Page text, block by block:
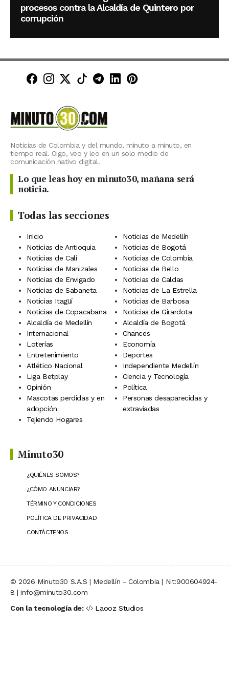
procesos contra la Alcaldía de Quintero por
corrupción
Minuto30 en Facebook
Minuto30 en Instagram
Minuto30 en X (Twitter)
Minuto30 en TikTok
Canal de Minuto30 en
Minuto30 en LinkedIn
Minuto30 en
Noticias de Colombia y del mundo, minuto a minuto, en
tiempo real. Oigo, veo y leo en un solo medio de
comunicación nativo digital.
Lo que leas hoy en minuto30, mañana será
noticia.
Todas las secciones
Inicio
Noticias de Medellín
Noticias de Antioquia
Noticias de Bogotá
Noticias de Cali
Noticias de Colombia
Noticias de Manizales
Noticias de Bello
Noticias de Envigado
Noticias de Caldas
Noticias de Sabaneta
Noticias de La Estrella
Noticias Itagüí
Noticias de Barbosa
Noticias de Copacabana
Noticias de Girardota
Alcaldía de Medellín
Alcaldía de Bogotá
Internacional
Chances
Loterías
Economía
Entretenimiento
Deportes
Atlético Nacional
Independiente Medellín
Liga Betplay
Ciencia y Tecnología
Opinión
Política
Mascotas perdidas y en
adopción
Personas desaparecidas y
extraviadas
Tejiendo Hogares
Minuto30
¿QUIÉNES SOMOS?
¿CÓMO ANUNCIAR?
TÉRMINO Y CONDICIONES
POLÍTICA DE PRIVACIDAD
CONTÁCTENOS
© 2026 Minuto30 S.A.S | Medellín - Colombia | Nit:900604924-
8 | info@minuto30.com
Con la tecnología de:
Laooz Studios